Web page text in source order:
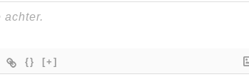
{} [+]